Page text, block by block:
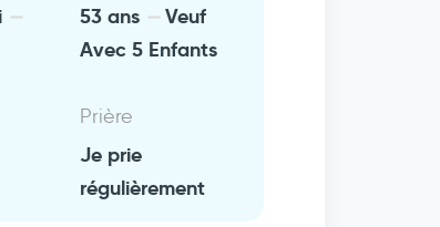
53 ans
Veuf
Avec 5 Enfants
Prière
Je prie
régulièrement